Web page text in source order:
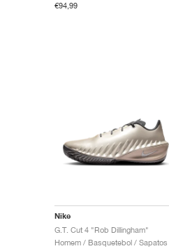
€94,99
Nike
G.T. Cut 4 "Rob Dillingham"
Homem / Basquetebol / Sapatos